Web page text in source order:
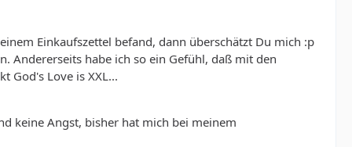
Einkaufszettel befand, dann überschätzt Du mich :p
Andererseits habe ich so ein Gefühl, daß mit den
God's Love is XXL...
keine Angst, bisher hat mich bei meinem